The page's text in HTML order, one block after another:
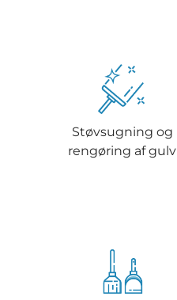
Støvsugning og
rengøring af gulv